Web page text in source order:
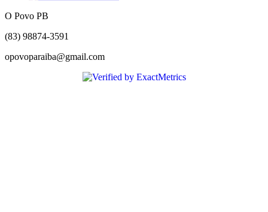
O Povo PB
(83) 98874-3591
opovoparaiba@gmail.com